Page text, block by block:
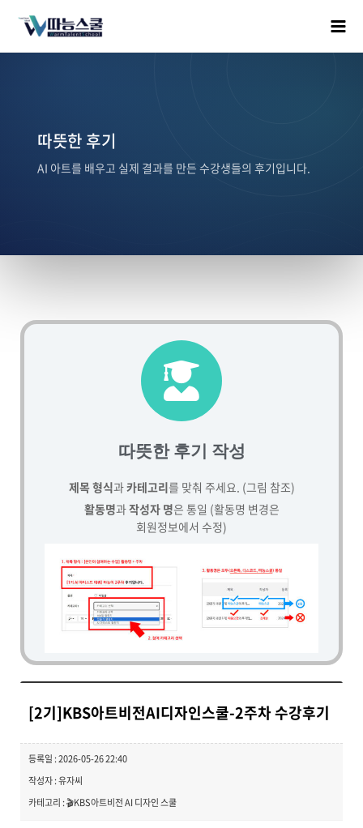
따뜻한 후기
AI 아트를 배우고 실제 결과를 만든 수강생들의 후기입니다.
따뜻한 후기 작성
제목 형식과카테고리를 맞춰 주세요. (그림 참조)
활동명과작성자 명은 통일 (활동명 변경은
회원정보에서 수정)
[2기]KBS아트비전AI디자인스쿨-2주차 수강후기
등록일 : 2026-05-26 22:40
작성자 : 유자씨
카테고리 : 🎬KBS아트비전 AI 디자인 스쿨